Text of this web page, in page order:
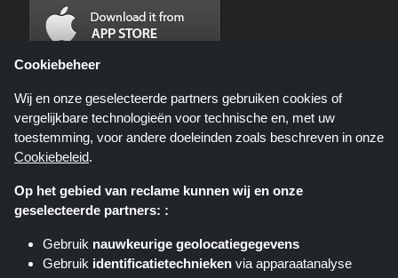
Shoppingspout.nl is een website die u deals, kortingen en kortingscodes
verschillende affiliate netwerken. Shoppingspout.nl of zijn medewerkers
maken geen deel uit van het bestelproces wanneer u een bestelling plaatst
Cookiebeheer
Wij en onze geselecteerde partners gebruiken cookies of
vergelijkbare technologieën voor technische en, met uw
toestemming, voor andere doeleinden zoals beschreven in onze
Cookiebeleid.
Op het gebied van reclame kunnen wij en onze
geselecteerde partners: :
Gebruik nauwkeurige geolocatiegegevens
Gebruik identificatietechnieken via apparaatanalyse